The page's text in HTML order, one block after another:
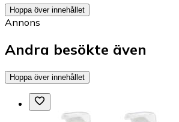
Hoppa över innehållet
Annons
Andra besökte även
Hoppa över innehållet